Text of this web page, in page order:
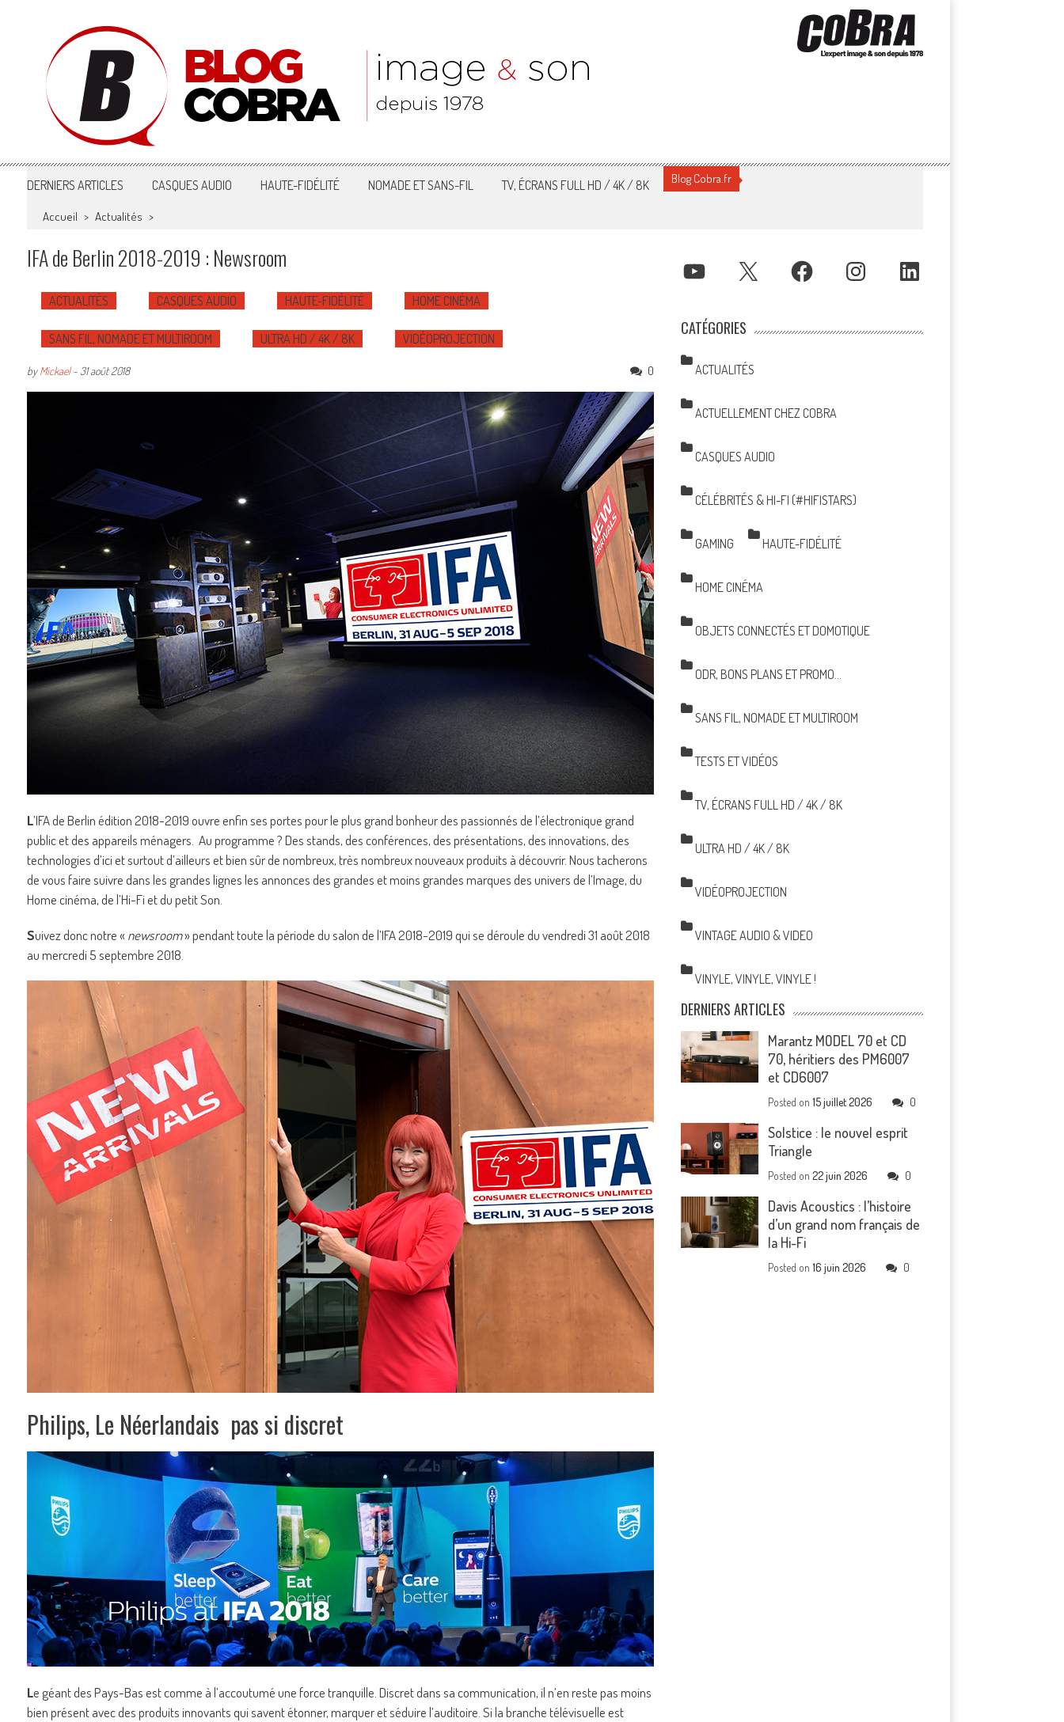
Blog Cobra
Toute l'actu Image & Son !
DERNIERS ARTICLES CASQUES AUDIO HAUTE-FIDÉLITÉ NOMADE ET SANS-FIL TV, ÉCRANS FULL HD / 4K / 8K Blog Cobra.fr
Accueil > Actualités >
IFA de Berlin 2018-2019 : Newsroom
ACTUALITÉS CASQUES AUDIO HAUTE-FIDÉLITÉ HOME CINÉMA
SANS FIL, NOMADE ET MULTIROOM ULTRA HD / 4K / 8K VIDÉOPROJECTION
byMickael- 31 août 2018 0
L’IFA de Berlin édition 2018-2019 ouvre enfin ses portes pour le plus grand bonheur des passionnés de l’électronique grand
public et des appareils ménagers. Au programme ? Des stands, des conférences, des présentations, des innovations, des
technologies d’ici et surtout d’ailleurs et bien sûr de nombreux, très nombreux nouveaux produits à découvrir. Nous tacherons
de vous faire suivre dans les grandes lignes les annonces des grandes et moins grandes marques des univers de l’Image, du
Home cinéma, de l’Hi-Fi et du petit Son.
Suivez donc notre «newsroom» pendant toute la période du salon de l’IFA 2018-2019 qui se déroule du vendredi 31 août 2018
au mercredi 5 septembre 2018.
Philips, Le Néerlandais pas si discret
Le géant des Pays-Bas est comme à l’accoutumé une force tranquille. Discret dans sa communication, il n’en reste pas moins
bien présent avec des produits innovants qui savent étonner, marquer et séduire l’auditoire. Si la branche télévisuelle est
YOUTUBE X FACEBOOK INSTAGRAM LINKEDIN
CATÉGORIES
ACTUALITÉS
ACTUELLEMENT CHEZ COBRA
CASQUES AUDIO
CÉLÉBRITÉS & HI-FI (#HIFISTARS)
GAMING HAUTE-FIDÉLITÉ
HOME CINÉMA
OBJETS CONNECTÉS ET DOMOTIQUE
ODR, BONS PLANS ET PROMO…
SANS FIL, NOMADE ET MULTIROOM
TESTS ET VIDÉOS
TV, ÉCRANS FULL HD / 4K / 8K
ULTRA HD / 4K / 8K
VIDÉOPROJECTION
VINTAGE AUDIO & VIDEO
VINYLE, VINYLE, VINYLE !
DERNIERS ARTICLES
Marantz MODEL 70 et CD
70, héritiers des PM6007
et CD6007
Posted on15 juillet 2026 0
Solstice : le nouvel esprit
Triangle
Posted on22 juin 2026 0
Davis Acoustics : l’histoire
d’un grand nom français de
la Hi-Fi
Posted on16 juin 2026 0